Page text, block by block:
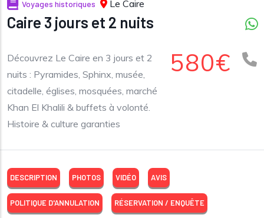
Voyages historiques Le Caire
Caire 3 jours et 2 nuits
Découvrez Le Caire en 3 jours et 2
nuits : Pyramides, Sphinx, musée,
citadelle, églises, mosquées, marché
Khan El Khalili & buffets à volonté.
Histoire & culture garanties
580€
DESCRIPTION PHOTOS VIDÉO AVIS
POLITIQUE D'ANNULATION RÉSERVATION / ENQUÊTE